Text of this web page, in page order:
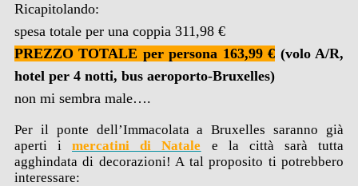
Ricapitolando:
spesa totale per una coppia 311,98 €
PREZZO TOTALE per persona 163,99 € (volo A/R,
hotel per 4 notti, bus aeroporto-Bruxelles)
non mi sembra male….
Per il ponte dell’Immacolata a Bruxelles saranno già
aperti imercatini di Natale e la città sarà tutta
agghindata di decorazioni! A tal proposito ti potrebbero
interessare: